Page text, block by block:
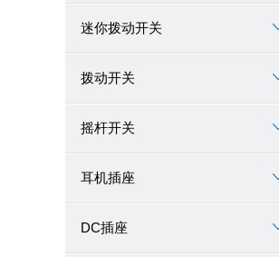
迷你拨动开关
拨动开关
摇杆开关
耳机插座
DC插座